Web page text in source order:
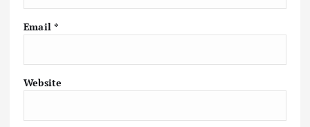
Email *
Website